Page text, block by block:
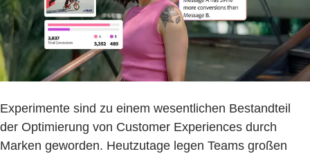
Experimente sind zu einem wesentlichen Bestandteil
der Optimierung von Customer Experiences durch
Marken geworden. Heutzutage legen Teams großen